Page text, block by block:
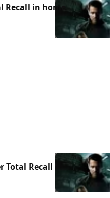
Recall in home
Total Recall